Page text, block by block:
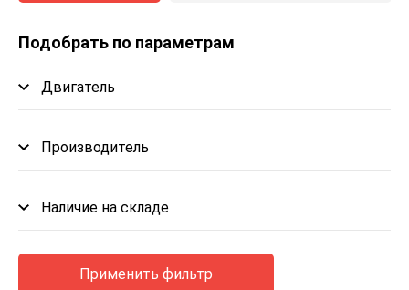
Подобрать по параметрам
Двигатель
Производитель
Наличие на складе
Применить фильтр